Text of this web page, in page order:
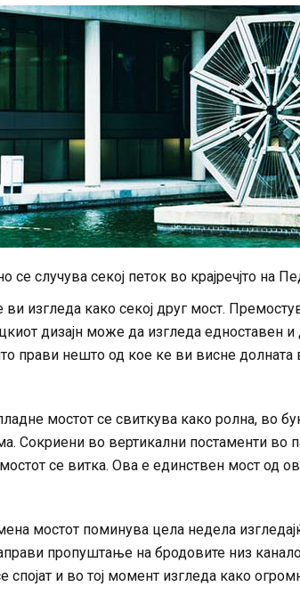
се случува секој петок во крајречјто на
ви изгледа како секој друг мост.
дизајн може да изгледа едноставен
прави нешто од кое ке ви висне долната
мостот се свиткува како ролна, во
Сокриени во вертикални постаменти во
се витка. Ова е единствен мост од
мостот поминува цела недела
пропуштање на бродовите низ
спојат и во тој момент изгледа како